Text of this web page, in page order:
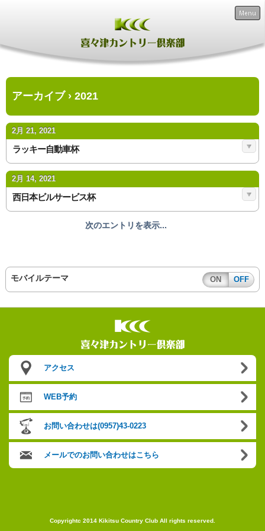
Menu
アーカイブ › 2021
2月 21, 2021
ラッキー自動車杯
2月 14, 2021
西日本ビルサービス杯
次のエントリを表示...
モバイルテーマ ON OFF
アクセス
WEB予約
お問い合わせは(0957)43-0223
メールでのお問い合わせはこちら
Copyrightc 2014 Kikitsu Country Club All rights reserved.